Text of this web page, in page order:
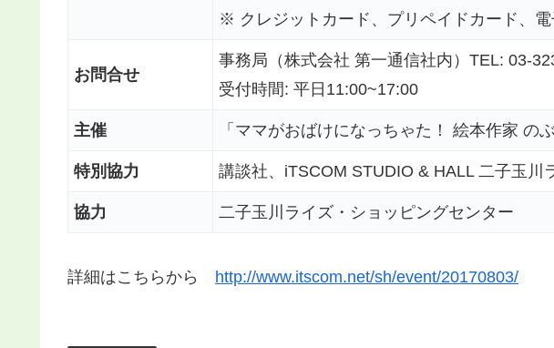
※ クレジットカード、プリペイドカード、電
お問合せ
事務局（株式会社 第一通信社内）TEL: 03-
受付時間: 平日11:00~17:00
主催 「ママがおばけになっちゃた！ 絵本作家 の
特別協力 講談社、iTSCOM STUDIO & HALL 二子玉川
協力 二子玉川ライズ・ショッピングセンター
詳細はこちらから http://www.itscom.net/sh/event/20170803/